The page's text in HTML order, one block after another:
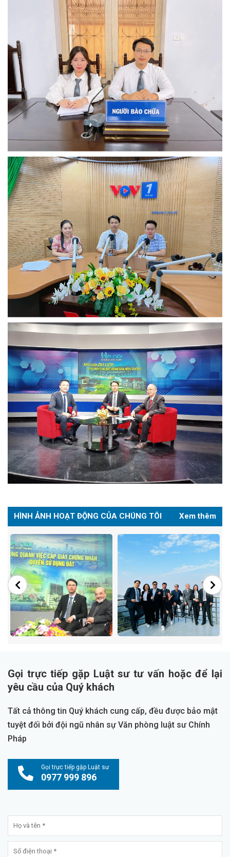
HÌNH ẢNH HOẠT ĐỘNG CỦA CHÚNG TÔI Xem thêm
Gọi trực tiếp gặp Luật sư tư vấn hoặc để lại
yêu cầu của Quý khách
Tất cả thông tin Quý khách cung cấp, đều được bảo mật
tuyệt đối bởi đội ngũ nhân sự Văn phòng luật sư Chính
Pháp
Gọi trực tiếp gặp Luật sư
0977 999 896